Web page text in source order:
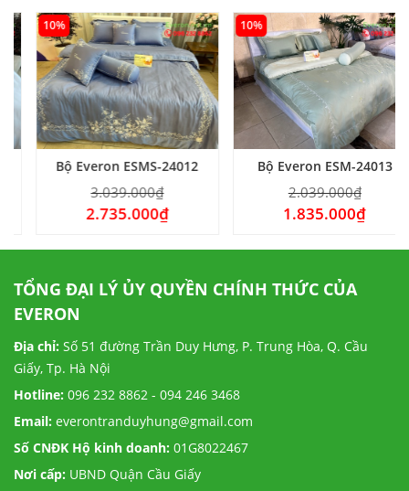
10%
Bộ Everon ESMS-24012
3.039.000₫
2.735.000₫
10%
Bộ Everon ESM-24013
2.039.000₫
1.835.000₫
TỔNG ĐẠI LÝ ỦY QUYỀN CHÍNH THỨC CỦA
EVERON
Địa chỉ: Số 51 đường Trần Duy Hưng, P. Trung Hòa, Q. Cầu
Giấy, Tp. Hà Nội
Hotline: 096 232 8862 - 094 246 3468
Email: everontranduyhung@gmail.com
Số CNĐK Hộ kinh doanh: 01G8022467
Nơi cấp: UBND Quận Cầu Giấy